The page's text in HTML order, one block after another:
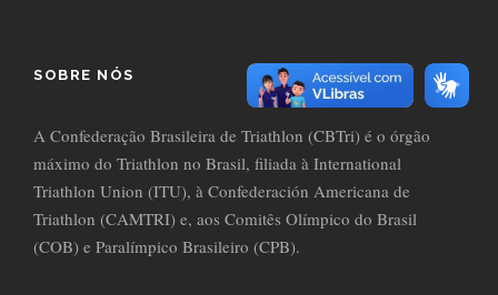
SOBRE NÓS
A Confederação Brasileira de Triathlon (CBTri) é o órgão
máximo do Triathlon no Brasil, filiada à International
Triathlon Union (ITU), à Confederación Americana de
Triathlon (CAMTRI) e, aos Comitês Olímpico do Brasil
(COB) e Paralímpico Brasileiro (CPB).